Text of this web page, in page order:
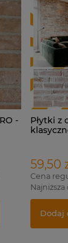
-
Płytki z
59,50
Cena
Dodaj